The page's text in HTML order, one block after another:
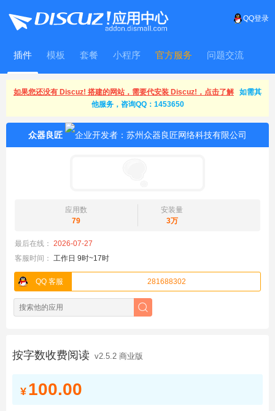
QQ登录
插件 模板 套餐 小程序 官方服务 问题交流
WitFrame
如果您还没有 Discuz! 搭建的网站，需要代安装 Discuz!，点击了解
如需其
他服务，咨询QQ：1453650
众器良匠
应用数
79
安装量
3万
最后在线： 2026-07-27
客服时间： 工作日 9时~17时
QQ 客服 281688302
按字数收费阅读 v2.5.2 商业版
¥ 100.00